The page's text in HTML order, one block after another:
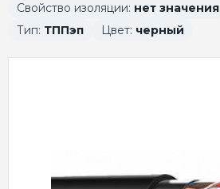
Свойство изоляции: нет значения
Тип: ТППэп Цвет: черный